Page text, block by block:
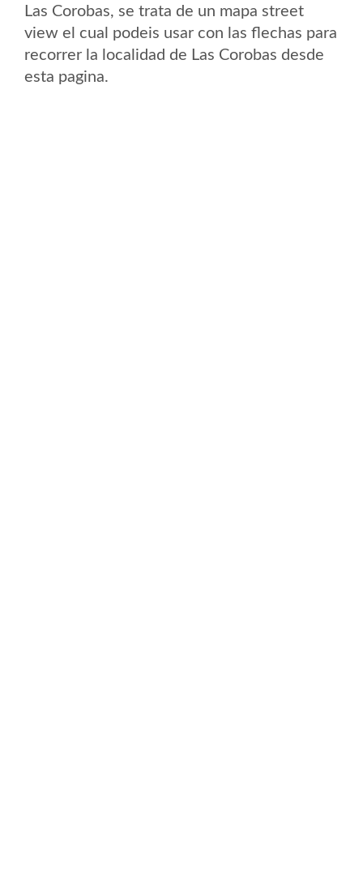
Las Corobas, se trata de un mapa street
view el cual podeis usar con las flechas para
recorrer la localidad de Las Corobas desde
esta pagina.